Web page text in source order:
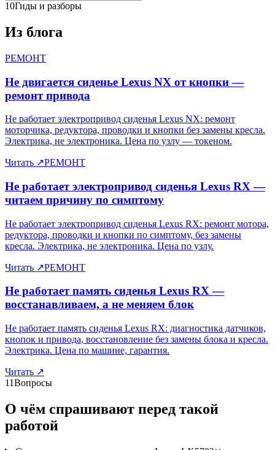
10Гиды и разборы
Из блога
РЕМОНТ
Не двигается сиденье Lexus NX от кнопки —
ремонт привода
Не работает электропривод сиденья Lexus NX: ремонт
моторчика, редуктора, проводки и кнопки без замены кресла.
Электрика, не электроника. Цена по узлу — токеном.
Читать ↗РЕМОНТ
Не работает электропривод сиденья Lexus RX —
читаем причину по симптому
Не работает электропривод сиденья Lexus RX: ремонт мотора,
редуктора, проводки и кнопки по симптому, без замены
кресла. Электрика, не электроника. Цена по узлу.
Читать ↗РЕМОНТ
Не работает память сиденья Lexus RX —
восстанавливаем, а не меняем блок
Не работает память сиденья Lexus RX: диагностика датчиков,
кнопок и привода, восстановление без замены блока и кресла.
Электрика. Цена по машине, гарантия.
Читать ↗
11Вопросы
О чём спрашивают перед такой
работой